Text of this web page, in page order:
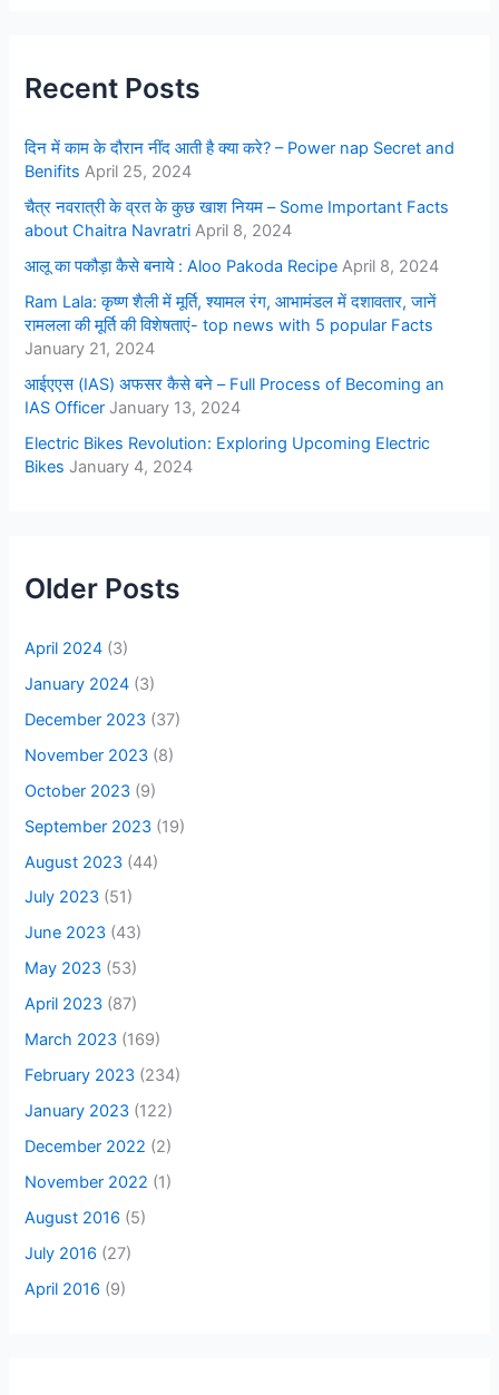
Recent Posts
दिन में काम के दौरान नींद आती है क्या करे? – Power nap Secret and
Benifits April 25, 2024
चैत्र नवरात्री के व्रत के कुछ खाश नियम – Some Important Facts
about Chaitra Navratri April 8, 2024
आलू का पकौड़ा कैसे बनाये : Aloo Pakoda Recipe April 8, 2024
Ram Lala: कृष्ण शैली में मूर्ति, श्यामल रंग, आभामंडल में दशावतार, जानें
रामलला की मूर्ति की विशेषताएं- top news with 5 popular Facts
January 21, 2024
आईएएस (IAS) अफसर कैसे बने – Full Process of Becoming an
IAS Officer January 13, 2024
Electric Bikes Revolution: Exploring Upcoming Electric
Bikes January 4, 2024
Older Posts
April 2024 (3)
January 2024 (3)
December 2023 (37)
November 2023 (8)
October 2023 (9)
September 2023 (19)
August 2023 (44)
July 2023 (51)
June 2023 (43)
May 2023 (53)
April 2023 (87)
March 2023 (169)
February 2023 (234)
January 2023 (122)
December 2022 (2)
November 2022 (1)
August 2016 (5)
July 2016 (27)
April 2016 (9)